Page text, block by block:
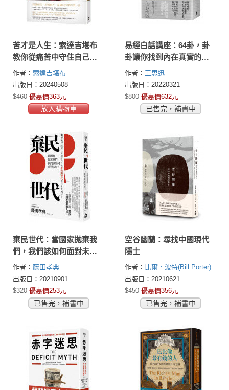
苦才是人生：索達吉堪布
教你從痛苦中守住自己的
內心
作者： 索達吉堪布
出版日：20240508
$460 優惠價363元
放入購物車
易經白話講座：64卦，卦
卦讓你找到內在真實的力
量
作者： 王思迅
出版日：20220321
$800 優惠價632元
已售完，補書中
棄民世代：當國家拋棄我
們，我們該如何面對未
來？
作者： 藤田孝典
出版日：20210901
$320 優惠價253元
已售完，補書中
空谷幽蘭：尋找中國現代
隱士
作者： 比爾．波特(Bill Porter)
出版日：20210621
$450 優惠價356元
已售完，補書中